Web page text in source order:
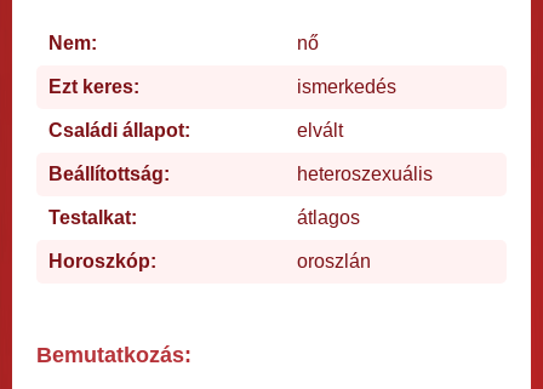
Nem: nő
Ezt keres: ismerkedés
Családi állapot: elvált
Beállítottság: heteroszexuális
Testalkat: átlagos
Horoszkóp: oroszlán
Bemutatkozás: